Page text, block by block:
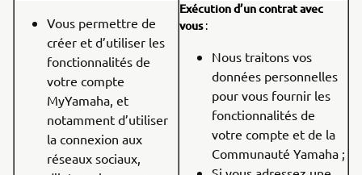
Vous permettre de
créer et d’utiliser les
fonctionnalités de
votre compte
MyYamaha, et
notamment d’utiliser
la connexion aux
réseaux sociaux,
Exécution d’un contrat avec
vous:
Nous traitons vos
données personnelles
pour vous fournir les
fonctionnalités de
votre compte et de la
Communauté Yamaha ;